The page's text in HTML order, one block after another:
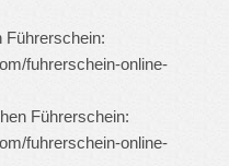
Führerschein:
fuhrerschein-online-
Führerschein:
fuhrerschein-online-